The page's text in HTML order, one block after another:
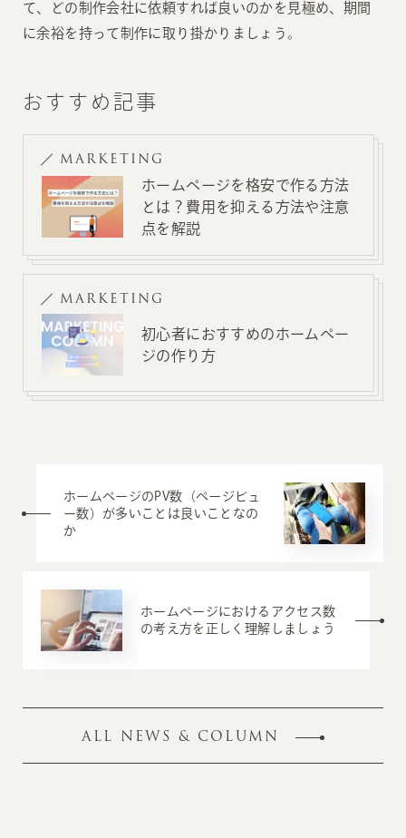
て、どの制作会社に依頼すれば良いのかを見極め、期間
に余裕を持って制作に取り掛かりましょう。
おすすめ記事
MARKETING
ホームページを格安で作る方法
とは？費用を抑える方法や注意
点を解説
MARKETING
初心者におすすめのホームペー
ジの作り方
ホームページのPV数（ページビュ
ー数）が多いことは良いことなの
か
ホームページにおけるアクセス数
の考え方を正しく理解しましょう
ALL NEWS & COLUMN